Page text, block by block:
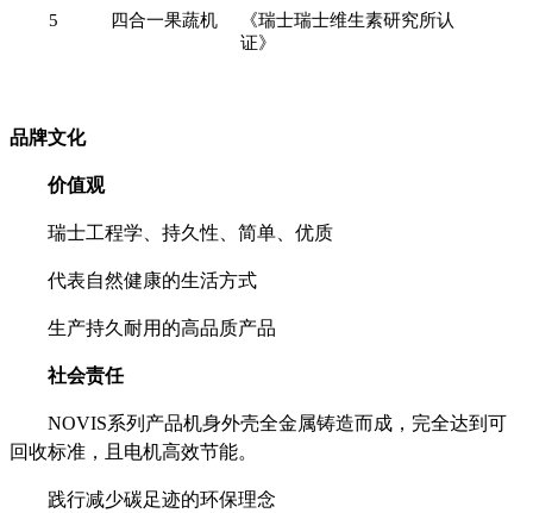
5 四合一果蔬机
《瑞士瑞士维生素研究所认
证》
品牌文化
价值观
瑞士工程学、持久性、简单、优质
代表自然健康的生活方式
生产持久耐用的高品质产品
社会责任
NOVIS系列产品机身外壳全金属铸造而成，完全达到可
回收标准，且电机高效节能。
践行减少碳足迹的环保理念